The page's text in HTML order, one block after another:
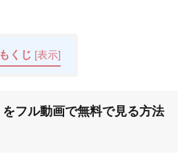
もくじ [表示]
をフル動画で無料で見る方法